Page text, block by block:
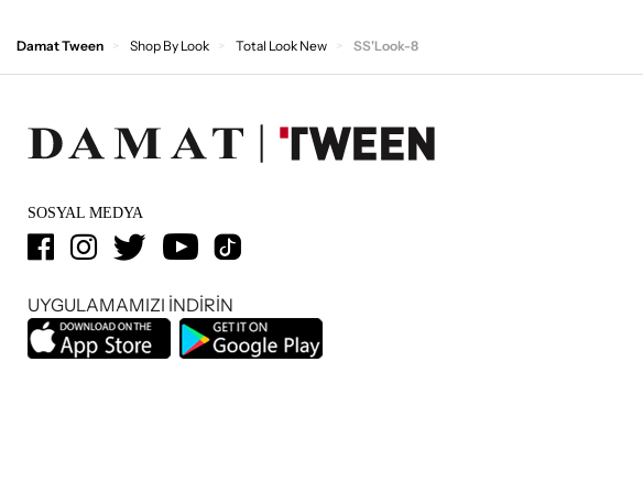
Damat Tween Shop By Look Total Look New SS'Look-8
SOSYAL MEDYA
UYGULAMAMIZI İNDİRİN